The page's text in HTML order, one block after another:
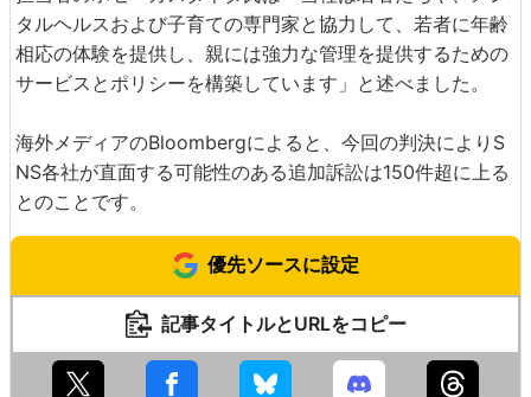
タルヘルスおよび子育ての専門家と協力して、若者に年齢
相応の体験を提供し、親には強力な管理を提供するための
サービスとポリシーを構築しています」と述べました。
海外メディアのBloombergによると、今回の判決によりS
NS各社が直面する可能性のある追加訴訟は150件超に上る
とのことです。
優先ソースに設定
記事タイトルとURLをコピー